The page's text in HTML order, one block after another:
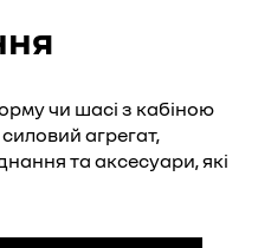
чи шасі з кабіною
агрегат,
та аксесуари, які